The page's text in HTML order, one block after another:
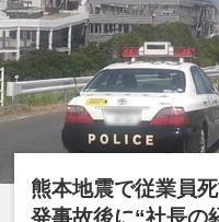
熊本地震で従業員
発事故後に“社長の